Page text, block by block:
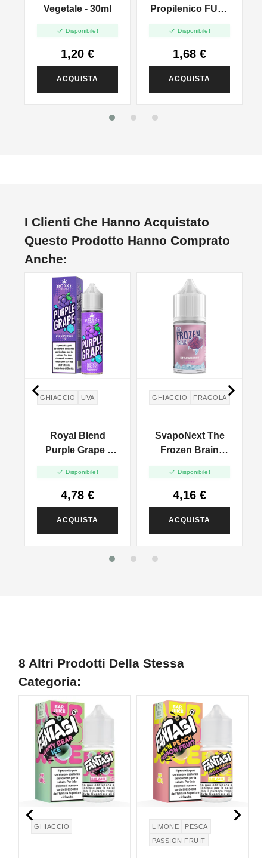
Vegetale - 30ml
 Disponibile!
1,20 €
ACQUISTA
Propilenico FULL
 Disponibile!
1,68 €
ACQUISTA
I Clienti Che Hanno Acquistato
Questo Prodotto Hanno Comprato
Anche:
GHIACCIO UVA
Royal Blend
Purple Grape -
 Disponibile!
4,78 €
ACQUISTA
GHIACCIO FRAGOLA
SvapoNext The
Frozen Brain
Aroma Mini 10ml
 Disponibile!
4,16 €
ACQUISTA
 
8 Altri Prodotti Della Stessa
Categoria:
GHIACCIO LIMONE
PESCA
PASSION FRUIT
 